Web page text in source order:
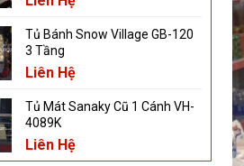
Tủ Bánh Snow Village GB-120
3 Tầng
Liên Hệ
Tủ Mát Sanaky Cũ 1 Cánh VH-
4089K
Liên Hệ